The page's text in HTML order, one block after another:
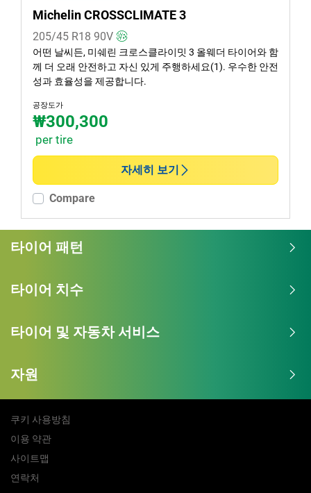
소형 화물차 van (0)
EV (0)
런플랫 타이어일 경우, 선택하세요
논런 플랫 (1)
Michelin CROSSCLIMATE 3
205/45 R18 90V
어떤 날씨든, 미쉐린 크로스클라이밋 3 올웨더 타이어와 함
께 더 오래 안전하고 자신 있게 주행하세요(1). 우수한 안전
성과 효율성을 제공합니다.
공장도가
₩300,300
per tire
자세히 보기
Compare
타이어 패턴
타이어 치수
타이어 및 자동차 서비스
자원
쿠키 사용방침
이용 약관
사이트맵
연락처